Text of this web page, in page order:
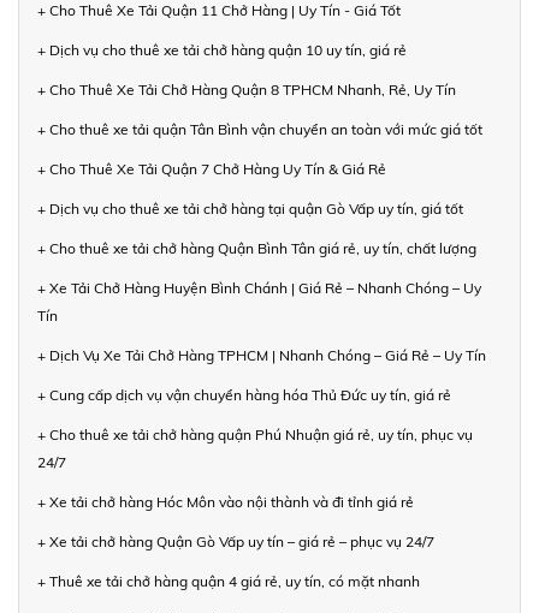
+ Cho Thuê Xe Tải Quận 11 Chở Hàng | Uy Tín - Giá Tốt
+ Dịch vụ cho thuê xe tải chở hàng quận 10 uy tín, giá rẻ
+ Cho Thuê Xe Tải Chở Hàng Quận 8 TPHCM Nhanh, Rẻ, Uy Tín
+ Cho thuê xe tải quận Tân Bình vận chuyển an toàn với mức giá tốt
+ Cho Thuê Xe Tải Quận 7 Chở Hàng Uy Tín & Giá Rẻ
+ Dịch vụ cho thuê xe tải chở hàng tại quận Gò Vấp uy tín, giá tốt
+ Cho thuê xe tải chở hàng Quận Bình Tân giá rẻ, uy tín, chất lượng
+ Xe Tải Chở Hàng Huyện Bình Chánh | Giá Rẻ – Nhanh Chóng – Uy
Tín
+ Dịch Vụ Xe Tải Chở Hàng TPHCM | Nhanh Chóng – Giá Rẻ – Uy Tín
+ Cung cấp dịch vụ vận chuyển hàng hóa Thủ Đức uy tín, giá rẻ
+ Cho thuê xe tải chở hàng quận Phú Nhuận giá rẻ, uy tín, phục vụ
24/7
+ Xe tải chở hàng Hóc Môn vào nội thành và đi tỉnh giá rẻ
+ Xe tải chở hàng Quận Gò Vấp uy tín – giá rẻ – phục vụ 24/7
+ Thuê xe tải chở hàng quận 4 giá rẻ, uy tín, có mặt nhanh